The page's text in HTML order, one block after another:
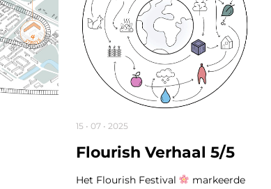
15 • 07 • 2025
Flourish Verhaal 5/5
Het Flourish Festival markeerde